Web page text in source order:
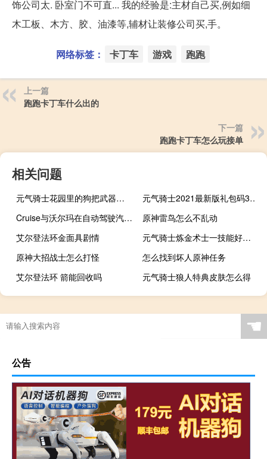
饰公司太. 卧室门不可直... 我的经验是:主材自己买,例如细
木工板、木方、胶、油漆等,辅材让装修公司买,手。
网络标签： 卡丁车 游戏 跑跑
上一篇
跑跑卡丁车什么出的
下一篇
跑跑卡丁车怎么玩接单
相关问题
元气骑士花园里的狗把武器吃了怎么办
元气骑士2021最新版礼包码3.2.7版本
Cruise与沃尔玛在自动驾驶汽车送货服务达成合作
原神雷鸟怎么不乱动
艾尔登法环金面具剧情
元气骑士炼金术士一技能好还是二技能好
原神大招战士怎么打怪
怎么找到坏人原神任务
艾尔登法环 箭能回收吗
元气骑士狼人特典皮肤怎么得
☚
公告